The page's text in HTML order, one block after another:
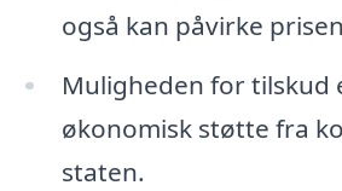
også kan påvirke
Muligheden for tilskud
økonomisk støtte fra
staten.